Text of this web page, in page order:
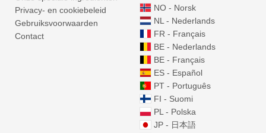
Privacy- en cookiebeleid
Gebruiksvoorwaarden
Contact
NO - Norsk
NL - Nederlands
FR - Français
BE - Nederlands
BE - Français
ES - Español
PT - Português
FI - Suomi
PL - Polska
JP - 日本語